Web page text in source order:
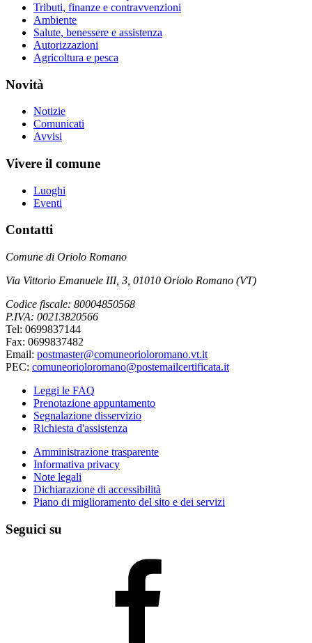
Tributi, finanze e contravvenzioni
Ambiente
Salute, benessere e assistenza
Autorizzazioni
Agricoltura e pesca
Novità
Notizie
Comunicati
Avvisi
Vivere il comune
Luoghi
Eventi
Contatti
Comune di Oriolo Romano
Via Vittorio Emanuele III, 3, 01010 Oriolo Romano (VT)
Codice fiscale: 80004850568
P.IVA: 00213820566
Tel: 0699837144
Fax: 0699837482
Email: postmaster@comuneorioloromano.vt.it
PEC: comuneorioloromano@postemailcertificata.it
Leggi le FAQ
Prenotazione appuntamento
Segnalazione disservizio
Richiesta d'assistenza
Amministrazione trasparente
Informativa privacy
Note legali
Dichiarazione di accessibilità
Piano di miglioramento del sito e dei servizi
Seguici su